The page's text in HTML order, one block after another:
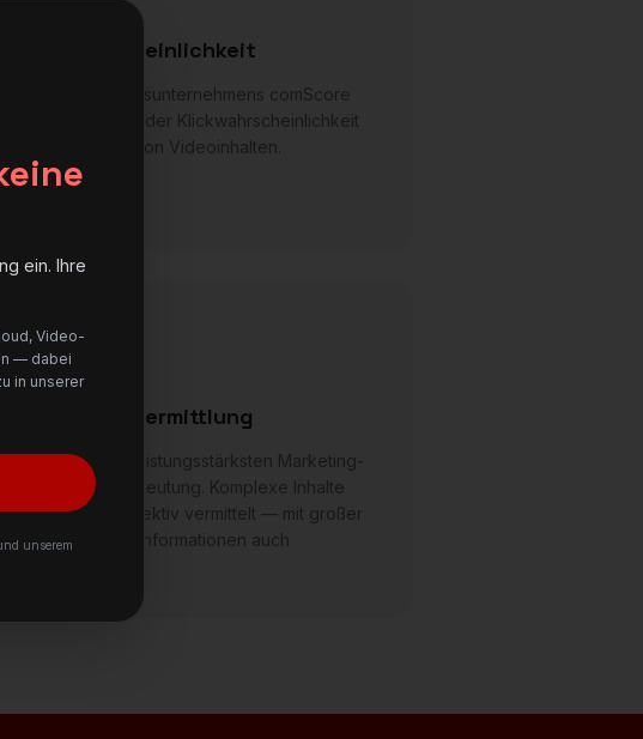
Klickwahrscheinlichkeit
Marktforschungsunternehmens comScore
Steigerung der Klickwahrscheinlichkeit
Vorhandensein von Videoinhalten.
ist eines der leistungsstärksten Marketing-
stetig an Bedeutung. Komplexe Inhalte
schnell und effektiv vermittelt — mit großer
dass diese Informationen auch
ein. Ihre
Video-
— dabei
in unserer
unserem